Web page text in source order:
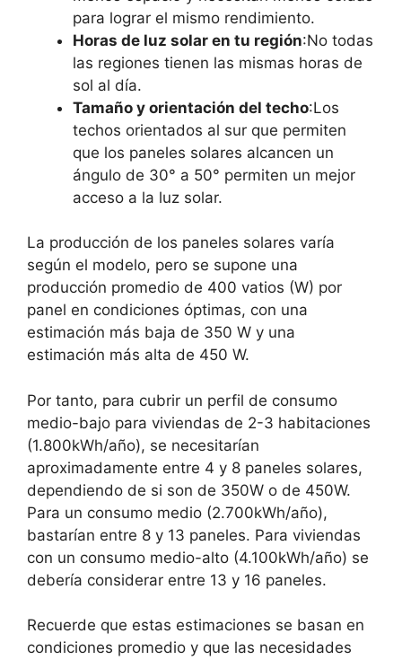
para lograr el mismo rendimiento.
Horas de luz solar en tu región:No todas
las regiones tienen las mismas horas de
sol al día.
Tamaño y orientación del techo:Los
techos orientados al sur que permiten
que los paneles solares alcancen un
ángulo de 30° a 50° permiten un mejor
acceso a la luz solar.
La producción de los paneles solares varía
según el modelo, pero se supone una
producción promedio de 400 vatios (W) por
panel en condiciones óptimas, con una
estimación más baja de 350 W y una
estimación más alta de 450 W.
Por tanto, para cubrir un perfil de consumo
medio-bajo para viviendas de 2-3 habitaciones
(1.800kWh/año), se necesitarían
aproximadamente entre 4 y 8 paneles solares,
dependiendo de si son de 350W o de 450W.
Para un consumo medio (2.700kWh/año),
bastarían entre 8 y 13 paneles. Para viviendas
con un consumo medio-alto (4.100kWh/año) se
debería considerar entre 13 y 16 paneles.
Recuerde que estas estimaciones se basan en
condiciones promedio y que las necesidades